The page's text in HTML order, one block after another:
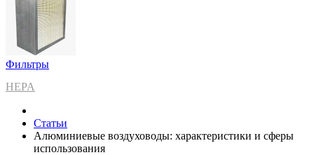
Фильтры
HEPA
Статьи
Алюминиевые воздуховоды: характеристики и сферы
использования